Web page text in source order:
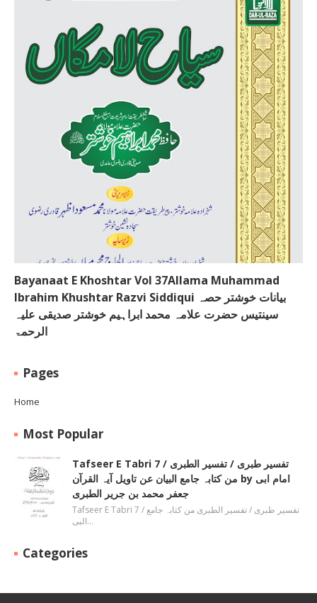
Bayanaat E Khoshtar Vol 37Allama Muhammad
Ibrahim Khushtar Razvi Siddiqui بیانات خوشتر حصہ
سینتیس حضرت علامہ محمد ابراہیم خوشتر صدیقی علیہ
الرحمۃ
Pages
Home
Most Popular
Tafseer E Tabri 7 / تفسیر طبری / تفسیر الطبری
من کتابہ جامع البیان عن تاویل آیہ القرآن by امام ابی
جعفر محمد بن جریر الطبری
Tafseer E Tabri 7 / تفسیر طبری / تفسیر الطبری من کتابہ جامع
البی…
Categories